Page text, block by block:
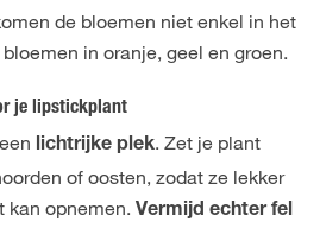
de bloemen niet enkel in het
in oranje, geel en groen.
je lipstickplant
lichtrijke plek. Zet je plant
of oosten, zodat ze lekker
kan opnemen. Vermijd echter fel